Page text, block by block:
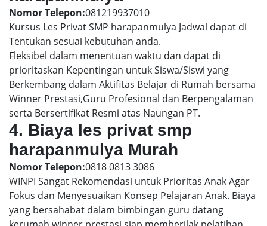
Nomor Telepon:081219937010
Kursus Les Privat SMP harapanmulya Jadwal dapat di
Tentukan sesuai kebutuhan anda.
Fleksibel dalam menentuan waktu dan dapat di
prioritaskan Kepentingan untuk Siswa/Siswi yang
Berkembang dalam Aktifitas Belajar di Rumah bersama
Winner Prestasi,Guru Profesional dan Berpengalaman
serta Bersertifikat Resmi atas Naungan PT.
4. Biaya les privat smp
harapanmulya Murah
Nomor Telepon:0818 0813 3086
WINPI Sangat Rekomendasi untuk Prioritas Anak Agar
Fokus dan Menyesuaikan Konsep Pelajaran Anak. Biaya
yang bersahabat dalam bimbingan guru datang